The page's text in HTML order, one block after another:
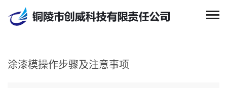
涂漆模操作步骤及注意事项